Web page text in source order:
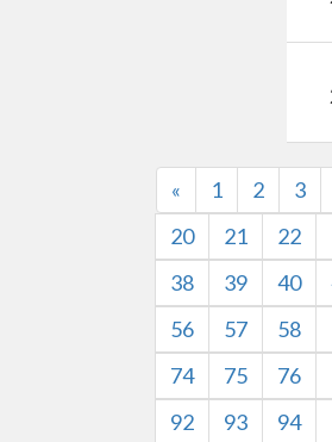
« 1 2
3
20
21 22
38
39 40
56
57 58
74
75 76
92
93 94